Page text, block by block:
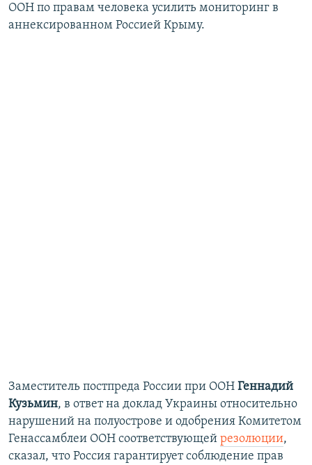
ООН по правам человека усилить мониторинг в
аннексированном Россией Крыму.
Заместитель постпреда России при ООН Геннадий
Кузьмин, в ответ на доклад Украины относительно
нарушений на полуострове и одобрения Комитетом
Генассамблеи ООН соответствующей резолюции,
сказал, что Россия гарантирует соблюдение прав